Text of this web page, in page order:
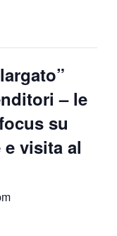
– le
su
visita al